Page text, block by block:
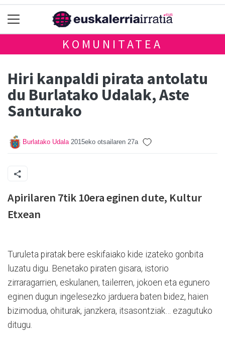
KOMUNITATEA
Hiri kanpaldi pirata antolatu
du Burlatako Udalak, Aste
Santurako
Burlatako Udala 2015eko otsailaren 27a
Apirilaren 7tik 10era eginen dute, Kultur
Etxean
Turuleta piratak bere eskifaiako kide izateko gonbita
luzatu digu. Benetako piraten gisara, istorio
zirraragarrien, eskulanen, tailerren, jokoen eta egunero
eginen dugun ingelesezko jarduera baten bidez, haien
bizimodua, ohiturak, janzkera, itsasontziak… ezagutuko
ditugu.